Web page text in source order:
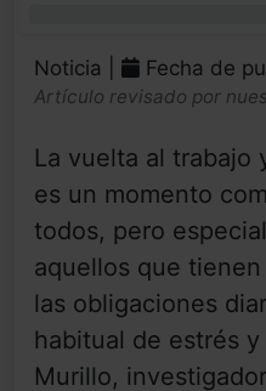
Noticia | Fecha de
Artículo revisado por
La vuelta al trabajo
es un momento
todos, pero
aquellos que
las obligaciones
habitual de estrés
Murillo,